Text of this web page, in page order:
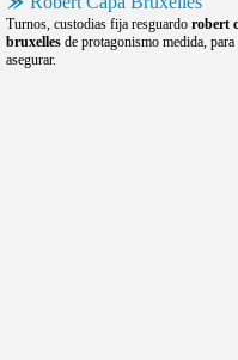
Turnos, custodias fija resguardo robert
bruxelles de protagonismo medida, para
asegurar.